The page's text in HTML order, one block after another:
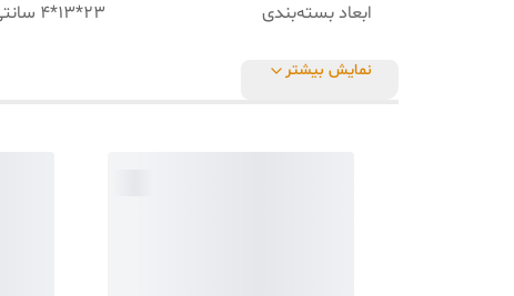
ابعاد بسته‌بندی 23*13*4 سانتی‌متر
نمایش بیشتر